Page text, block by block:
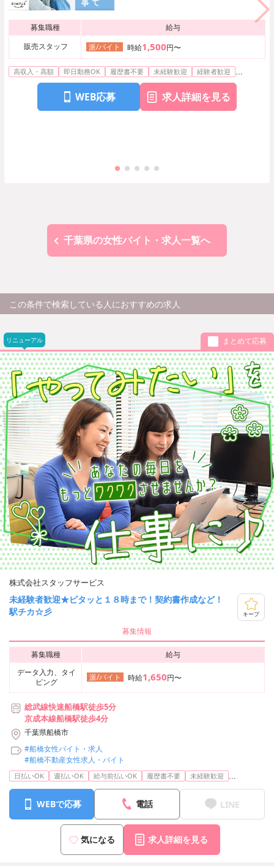
募集職種
給与
販売スタッフ
派/バイト 時給1,500円〜
高収入・高額 即日勤務OK 履歴書不要 未経験歓迎 経験者歓迎 ...
WEB応募 求人詳細を見る
千葉県の女性バイト・求人一覧へ
この条件で検索している人におすすめの求人
リニューアル まとめて応募
株式会社スタッフサービス
未経験者歓迎★ピタッと１８時まで！契約書作成など！
駅チカ☆彡
キープ
募集情報
募集職種
給与
データ入力、タイ
ピング
派/バイト 時給1,650円〜
総武線快速船橋駅徒歩5分
京成本線船橋駅徒歩4分
千葉県船橋市
#船橋女性バイト・求人
#船橋不動産女性求人・バイト
日払いOK 週払いOK 給与前払いOK 履歴書不要 未経験歓迎 ...
WEBで応募 電話 LINE
気になる 求人詳細を見る